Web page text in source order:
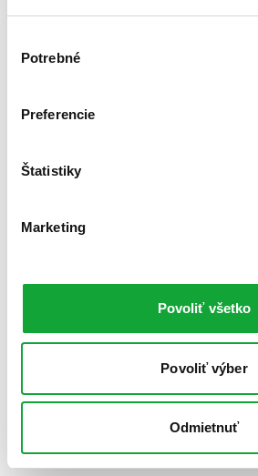
súhlasu
Potrebné
Preferencie
Štatistiky
Marketing
Povoliť všetko
Povoliť výber
Odmietnuť